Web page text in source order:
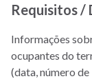
Requisitos /
Informações
ocupantes do
(data, número de